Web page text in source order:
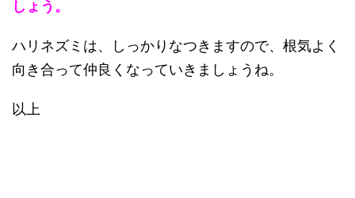
しょう。
ハリネズミは、しっかりなつきますので、根気よく
向き合って仲良くなっていきましょうね。
以上